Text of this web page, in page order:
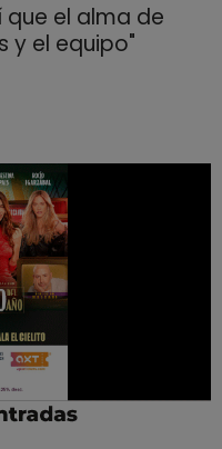
que el alma de
y el equipo"